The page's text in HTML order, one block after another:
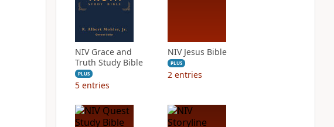
NIV Grace and
Truth Study Bible
PLUS
5 entries
NIV Jesus Bible
PLUS
2 entries